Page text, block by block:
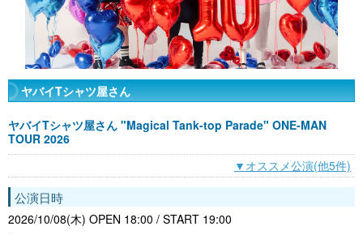
ヤバイTシャツ屋さん
ヤバイTシャツ屋さん "Magical Tank-top Parade" ONE-MAN
TOUR 2026
▼オススメ公演(他5件)
公演日時
2026/10/08(木) OPEN 18:00 / START 19:00